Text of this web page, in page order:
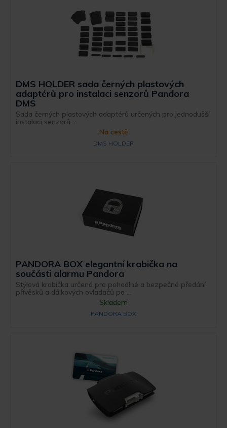
DMS HOLDER sada černých plastových
adaptérů pro instalaci senzorů Pandora
DMS
Sada černých plastových adaptérů určených pro jednodušší
instalaci senzorů ...
Na cestě
DMS HOLDER
PANDORA BOX elegantní krabička na
součásti alarmu Pandora
Stylová krabička určená pro pohodlné a bezpečné předání
přívěsků a dálkových ovladačů po ...
Skladem
PANDORA BOX